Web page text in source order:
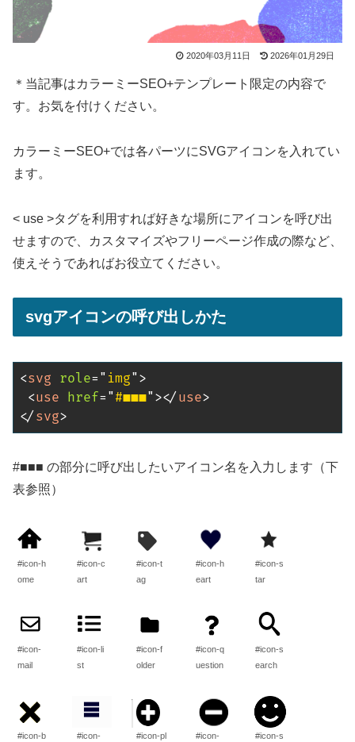
2020年03月11日 2026年01月29日
＊当記事はカラーミーSEO+テンプレート限定の内容で
す。お気を付けください。
カラーミーSEO+では各パーツにSVGアイコンを入れてい
ます。
< use >タグを利用すれば好きな場所にアイコンを呼び出
せますので、カスタマイズやフリーページ作成の際など、
使えそうであればお役立てください。
svgアイコンの呼び出しかた
<svg role= " img">
<use href= "#■■■"></use>
</svg>
#■■■ の部分に呼び出したいアイコン名を入力します（下
表参照）
#icon-h
ome
#icon-c
art
#icon-t
ag
#icon-h
eart
#icon-s
tar
#icon-
mail
#icon-li
st
#icon-f
older
#icon-q
uestion
#icon-s
earch
#icon-b
#icon-
#icon-pl
#icon-
#icon-s